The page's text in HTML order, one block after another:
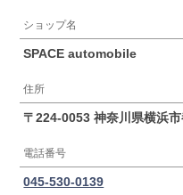
ショップ名
SPACE automobile
住所
〒224-0053 神奈川県横浜
電話番号
045-530-0139